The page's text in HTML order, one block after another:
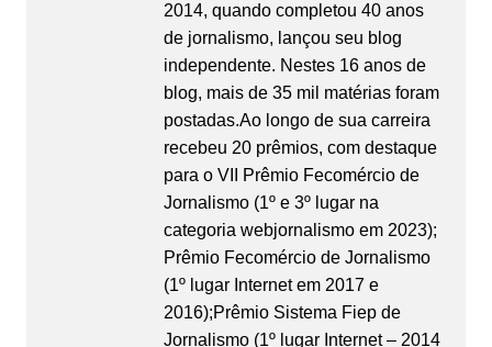
2014, quando completou 40 anos
de jornalismo, lançou seu blog
independente. Nestes 16 anos de
blog, mais de 35 mil matérias foram
postadas.Ao longo de sua carreira
recebeu 20 prêmios, com destaque
para o VII Prêmio Fecomércio de
Jornalismo (1º e 3º lugar na
categoria webjornalismo em 2023);
Prêmio Fecomércio de Jornalismo
(1º lugar Internet em 2017 e
2016);Prêmio Sistema Fiep de
Jornalismo (1º lugar Internet – 2014